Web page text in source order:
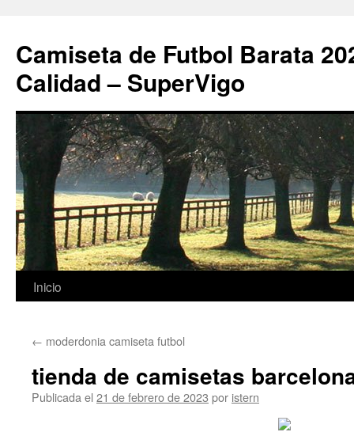
Camiseta de Futbol Barata
Calidad – SuperVigo
Saltar
contenido
Inicio
← moderdonia camiseta futbol
tienda de camisetas
Publicada el 21 de febrero de 2023 por istern